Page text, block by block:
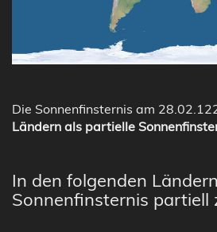
Die Sonnenfinsternis am
Ländern als partielle
In den folgenden
Sonnenfinsternis partiell